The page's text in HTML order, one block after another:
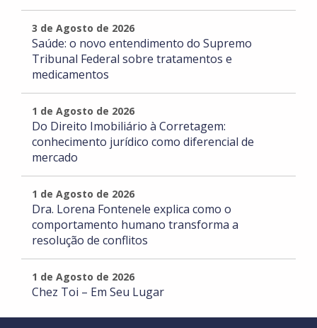
3 de Agosto de 2026
Saúde: o novo entendimento do Supremo
Tribunal Federal sobre tratamentos e
medicamentos
1 de Agosto de 2026
Do Direito Imobiliário à Corretagem:
conhecimento jurídico como diferencial de
mercado
1 de Agosto de 2026
Dra. Lorena Fontenele explica como o
comportamento humano transforma a
resolução de conflitos
1 de Agosto de 2026
Chez Toi – Em Seu Lugar